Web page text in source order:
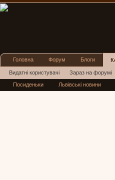
Головна Форум Блоги
Видатні користувачі Зараз на форумі
Нові повідомлення профілю
Посиденьки Львівські новини